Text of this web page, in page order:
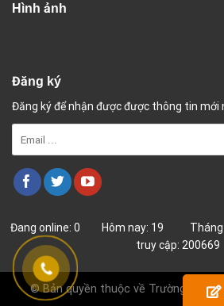
Hình ảnh
Đăng ký
Đăng ký để nhận được được thông tin mới
Đang online: 0 Hôm nay: 19
truy cập: 200669
© Bản quyền thuộc về Trường Cao